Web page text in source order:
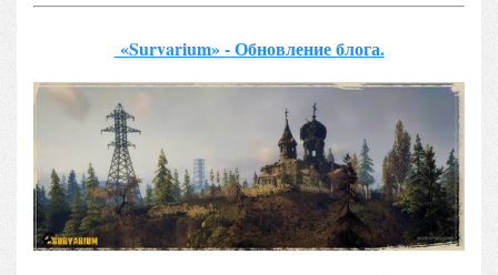
«Survarium» - Обновление блога.